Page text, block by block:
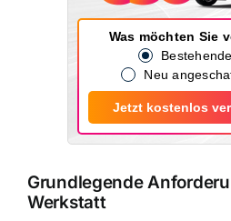
Was möchten Sie
Neu
Jetzt kostenlos
Grundlegende
Werkstatt